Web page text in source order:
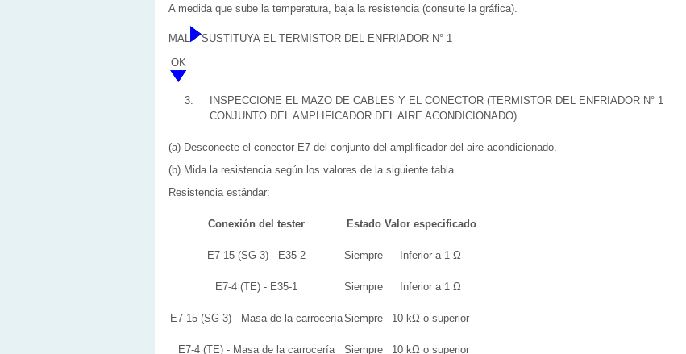
A medida que sube la temperatura, baja la resistencia (consulte la gráfica).
MAL
SUSTITUYA EL TERMISTOR DEL ENFRIADOR N° 1
OK
3.
INSPECCIONE EL MAZO DE CABLES Y EL CONECTOR (TERMISTOR DEL ENFRIADOR N° 1 -
CONJUNTO DEL AMPLIFICADOR DEL AIRE ACONDICIONADO)
(a) Desconecte el conector E7 del conjunto del amplificador del aire acondicionado.
(b) Mida la resistencia según los valores de la siguiente tabla.
Resistencia estándar:
Conexión del tester Estado Valor especificado
E7-15 (SG-3) - E35-2 Siempre Inferior a 1 Ω
E7-4 (TE) - E35-1 Siempre Inferior a 1 Ω
E7-15 (SG-3) - Masa de la carroceríaSiempre 10 kΩ o superior
E7-4 (TE) - Masa de la carrocería Siempre 10 kΩ o superior